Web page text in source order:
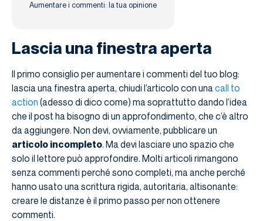
Aumentare i commenti: la tua opinione
Lascia una finestra aperta
Il primo consiglio per aumentare i commenti del tuo blog:
lascia una finestra aperta, chiudi l’articolo con una call to
action (adesso di dico come) ma soprattutto dando l’idea
che il post ha bisogno di un approfondimento, che c’è altro
da aggiungere. Non devi, ovviamente, pubblicare un
articolo incompleto. Ma devi lasciare uno spazio che
solo il lettore può approfondire. Molti articoli rimangono
senza commenti perché sono completi, ma anche perché
hanno usato una scrittura rigida, autoritaria, altisonante:
creare le distanze è il primo passo per non ottenere
commenti.